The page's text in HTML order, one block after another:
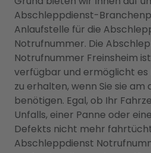
Abschleppdienst-
Anlaufstelle für die
Notrufnummer. Die
Notrufnummer Freinsheim
verfügbar und ermöglicht es
zu erhalten, wenn Sie sie am
benötigen. Egal, ob Ihr
Unfalls, einer Panne oder
Defekts nicht mehr
Abschleppdienst